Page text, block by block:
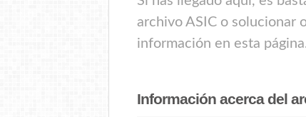
archivo ASIC o solucionar
información en esta
Información acerca del